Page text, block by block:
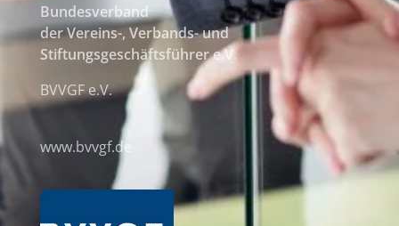
Bundesverband
der Vereins-, Verbands- und
Stiftungsgeschäftsführer e.V.
BVVGF e.V.
www.bvvgf.de